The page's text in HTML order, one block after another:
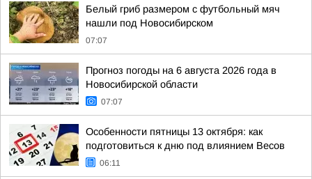
Белый гриб размером с футбольный мяч
нашли под Новосибирском
07:07
Прогноз погоды на 6 августа 2026 года в
Новосибирской области
07:07
Особенности пятницы 13 октября: как
подготовиться к дню под влиянием Весов
06:11